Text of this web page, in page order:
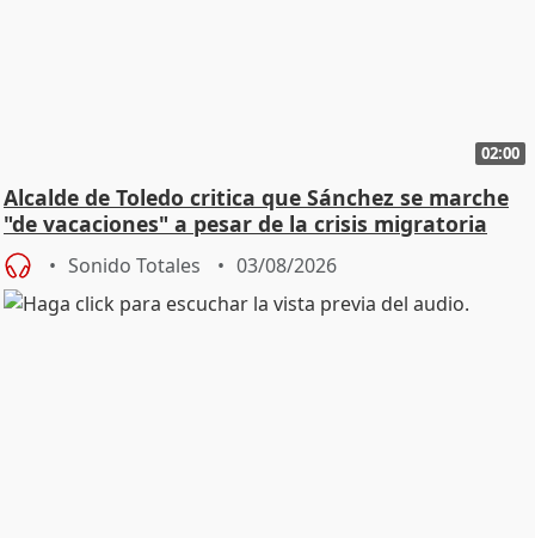
02:00
Alcalde de Toledo critica que Sánchez se marche
"de vacaciones" a pesar de la crisis migratoria
Sonido Totales 03/08/2026